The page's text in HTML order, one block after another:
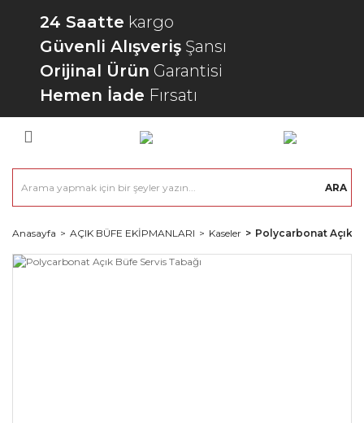
24 Saatte kargo
Güvenli Alışveriş Şansı
Orijinal Ürün Garantisi
Hemen İade Fırsatı
ARA
Anasayfa AÇIK BÜFE EKİPMANLARI Kaseler Polycarbonat Açık